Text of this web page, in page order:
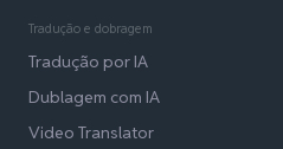
Tradução e dobragem
Tradução por IA
Dublagem com IA
Video Translator